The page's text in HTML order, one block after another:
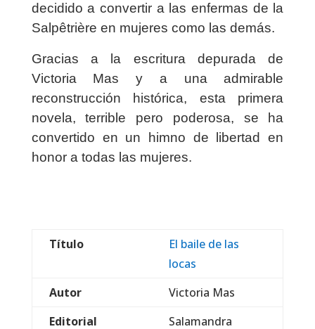
decidido a convertir a las enfermas de la
Salpêtrière en mujeres como las demás.
Gracias a la escritura depurada de
Victoria Mas y a una admirable
reconstrucción histórica, esta primera
novela, terrible pero poderosa, se ha
convertido en un himno de libertad en
honor a todas las mujeres.
Título
El baile de las
locas
Autor
Victoria Mas
Editorial
Salamandra